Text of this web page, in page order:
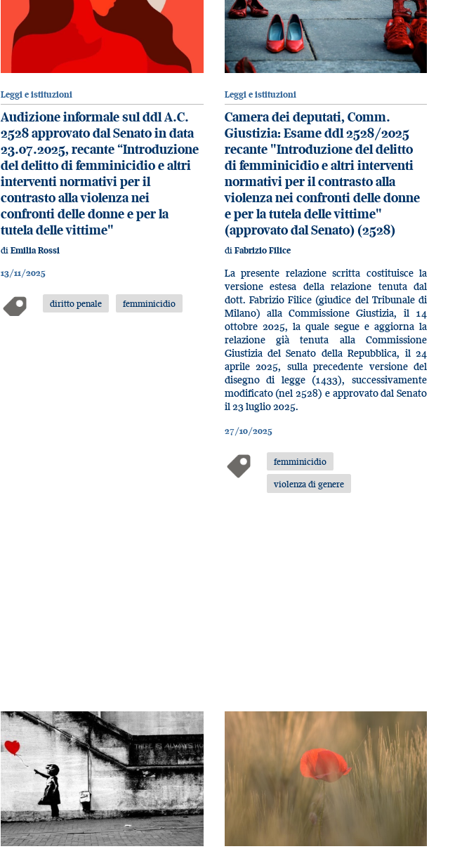
Leggi e istituzioni
Audizione informale sul ddl A.C.
2528 approvato dal Senato in data
23.07.2025, recante “Introduzione
del delitto di femminicidio e altri
interventi normativi per il
contrasto alla violenza nei
confronti delle donne e per la
tutela delle vittime"
di Emilia Rossi
13/11/2025
diritto penale femminicidio
Leggi e istituzioni
Camera dei deputati, Comm.
Giustizia: Esame ddl 2528/2025
recante "Introduzione del delitto
di femminicidio e altri interventi
normativi per il contrasto alla
violenza nei confronti delle donne
e per la tutela delle vittime"
(approvato dal Senato) (2528)
di Fabrizio Filice
La presente relazione scritta costituisce la
versione estesa della relazione tenuta dal
dott. Fabrizio Filice (giudice del Tribunale di
Milano) alla Commissione Giustizia, il 14
ottobre 2025, la quale segue e aggiorna la
relazione già tenuta alla Commissione
Giustizia del Senato della Repubblica, il 24
aprile 2025, sulla precedente versione del
disegno di legge (1433), successivamente
modificato (nel 2528) e approvato dal Senato
il 23 luglio 2025.
27/10/2025
femminicidio
violenza di genere